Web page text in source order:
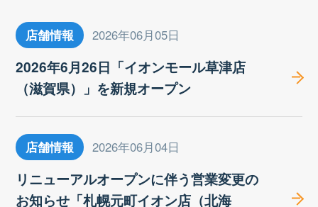
店舗情報 2026年06月05日
2026年6月26日「イオンモール草津店
（滋賀県）」を新規オープン
店舗情報 2026年06月04日
リニューアルオープンに伴う営業変更の
お知らせ「札幌元町イオン店（北海